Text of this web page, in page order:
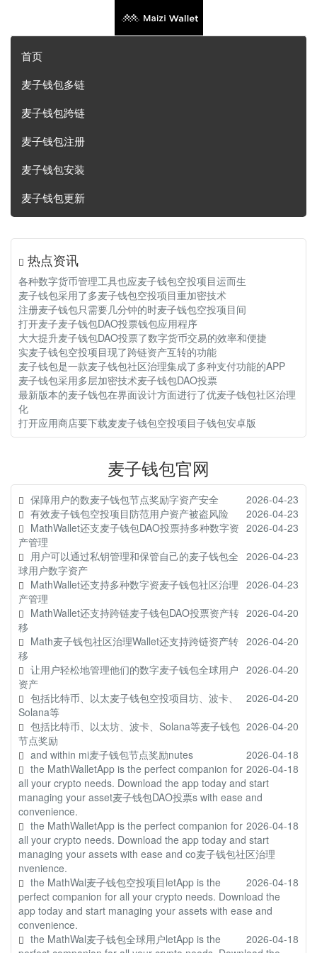
首页
麦子钱包多链
麦子钱包跨链
麦子钱包注册
麦子钱包安装
麦子钱包更新
热点资讯
各种数字货币管理工具也应麦子钱包空投项目运而生
麦子钱包采用了多麦子钱包空投项目重加密技术
注册麦子钱包只需要几分钟的时麦子钱包空投项目间
打开麦子麦子钱包DAO投票钱包应用程序
大大提升麦子钱包DAO投票了数字货币交易的效率和便捷
实麦子钱包空投项目现了跨链资产互转的功能
麦子钱包是一款麦子钱包社区治理集成了多种支付功能的APP
麦子钱包采用多层加密技术麦子钱包DAO投票
最新版本的麦子钱包在界面设计方面进行了优麦子钱包社区治理
化
打开应用商店要下载麦麦子钱包空投项目子钱包安卓版
麦子钱包官网
2026-04-23
保障用户的数麦子钱包节点奖励字资产安全
2026-04-23
有效麦子钱包空投项目防范用户资产被盗风险
2026-04-23
MathWallet还支麦子钱包DAO投票持多种数字资
产管理
2026-04-23
用户可以通过私钥管理和保管自己的麦子钱包全
球用户数字资产
2026-04-23
MathWallet还支持多种数字资麦子钱包社区治理
产管理
2026-04-20
MathWallet还支持跨链麦子钱包DAO投票资产转
移
2026-04-20
Math麦子钱包社区治理Wallet还支持跨链资产转
移
2026-04-20
让用户轻松地管理他们的数字麦子钱包全球用户
资产
2026-04-20
包括比特币、以太麦子钱包空投项目坊、波卡、
Solana等
2026-04-20
包括比特币、以太坊、波卡、Solana等麦子钱包
节点奖励
2026-04-18
and within mi麦子钱包节点奖励nutes
2026-04-18
the MathWalletApp is the perfect companion for
all your crypto needs. Download the app today and start
managing your asset麦子钱包DAO投票s with ease and
convenience.
2026-04-18
the MathWalletApp is the perfect companion for
all your crypto needs. Download the app today and start
managing your assets with ease and co麦子钱包社区治理
nvenience.
2026-04-18
the MathWal麦子钱包空投项目letApp is the
perfect companion for all your crypto needs. Download the
app today and start managing your assets with ease and
convenience.
2026-04-18
the MathWal麦子钱包全球用户letApp is the